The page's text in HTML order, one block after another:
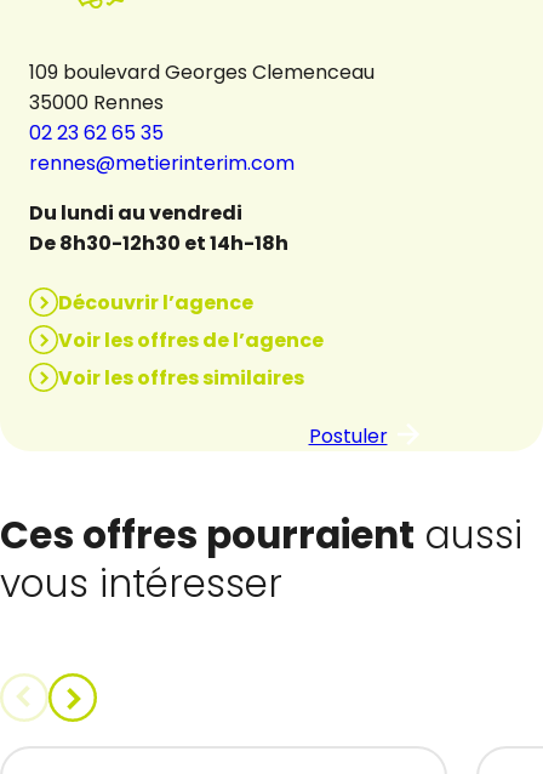
109 boulevard Georges Clemenceau
35000 Rennes
02 23 62 65 35
rennes@metierinterim.com
Du lundi au vendredi
De 8h30-12h30 et 14h-18h
Découvrir l’agence
Voir les offres de l’agence
Voir les offres similaires
Postuler
Ces offres pourraient aussi
vous intéresser